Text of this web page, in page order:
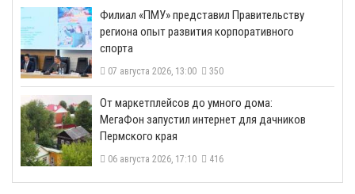
​Филиал «ПМУ» представил Правительству
региона опыт развития корпоративного
спорта
07 августа 2026, 13:00 350
От маркетплейсов до умного дома:
МегаФон запустил интернет для дачников
Пермского края
06 августа 2026, 17:10 416